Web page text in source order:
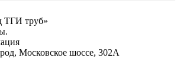
ТГИ труб»
Московское шоссе, 302А